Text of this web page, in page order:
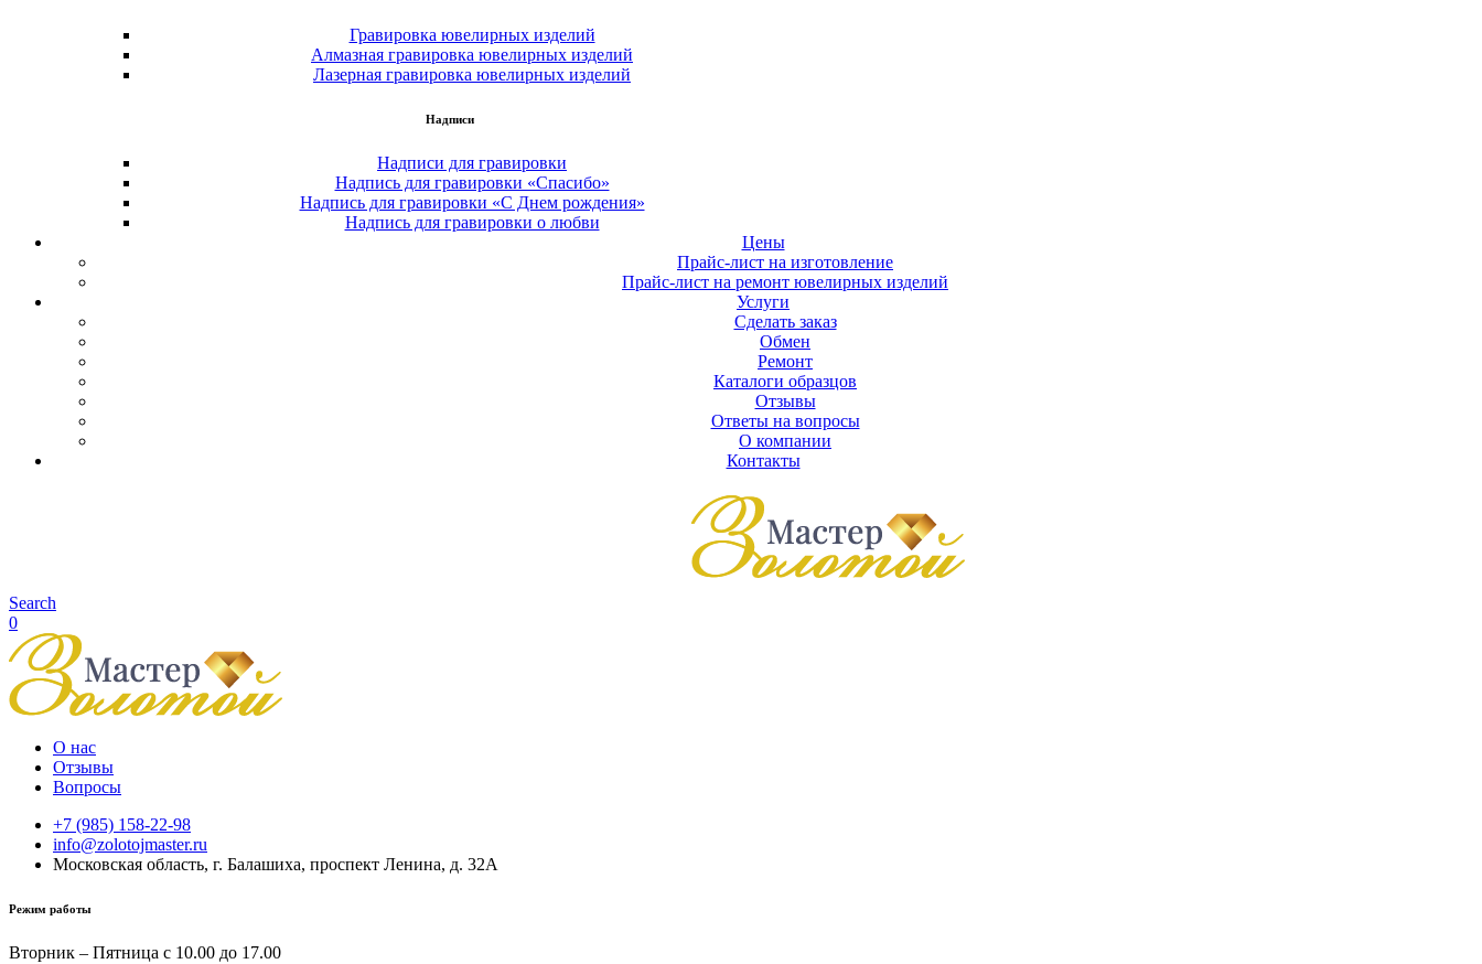
Гравировка ювелирных изделий
Алмазная гравировка ювелирных изделий
Лазерная гравировка ювелирных изделий
Надписи
Надписи для гравировки
Надпись для гравировки «Спасибо»
Надпись для гравировки «С Днем рождения»
Надпись для гравировки о любви
Цены
Прайс-лист на изготовление
Прайс-лист на ремонт ювелирных изделий
Услуги
Сделать заказ
Обмен
Ремонт
Каталоги образцов
Отзывы
Ответы на вопросы
О компании
Контакты
Search
0
О нас
Отзывы
Вопросы
+7 (985) 158-22-98
info@zolotojmaster.ru
Московская область, г. Балашиха, проспект Ленина, д. 32А
Режим работы
Вторник – Пятница с 10.00 до 17.00